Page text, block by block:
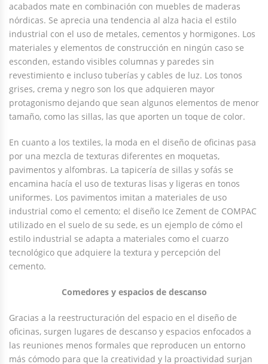
acabados mate en combinación con muebles de maderas
nórdicas. Se aprecia una tendencia al alza hacia el estilo
industrial con el uso de metales, cementos y hormigones. Los
materiales y elementos de construcción en ningún caso se
esconden, estando visibles columnas y paredes sin
revestimiento e incluso tuberías y cables de luz. Los tonos
grises, crema y negro son los que adquieren mayor
protagonismo dejando que sean algunos elementos de menor
tamaño, como las sillas, las que aporten un toque de color.
En cuanto a los textiles, la moda en el diseño de oficinas pasa
por una mezcla de texturas diferentes en moquetas,
pavimentos y alfombras. La tapicería de sillas y sofás se
encamina hacía el uso de texturas lisas y ligeras en tonos
uniformes. Los pavimentos imitan a materiales de uso
industrial como el cemento; el diseño Ice Zement de COMPAC
utilizado en el suelo de su sede, es un ejemplo de cómo el
estilo industrial se adapta a materiales como el cuarzo
tecnológico que adquiere la textura y percepción del
cemento.
Comedores y espacios de descanso
Gracias a la reestructuración del espacio en el diseño de
oficinas, surgen lugares de descanso y espacios enfocados a
las reuniones menos formales que reproducen un entorno
más cómodo para que la creatividad y la proactividad surjan